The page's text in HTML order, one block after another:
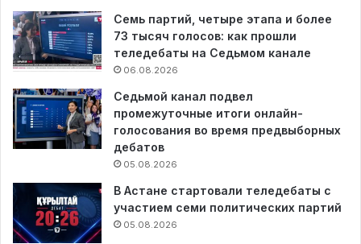
Семь партий, четыре этапа и более
73 тысяч голосов: как прошли
теледебаты на Седьмом канале
06.08.2026
Седьмой канал подвел
промежуточные итоги онлайн-
голосования во время предвыборных
дебатов
05.08.2026
В Астане стартовали теледебаты с
участием семи политических партий
05.08.2026